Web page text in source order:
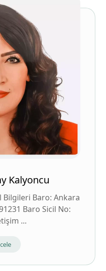
Kalyoncu
Bilgileri Baro: Ankara
Baro Sicil No:
...